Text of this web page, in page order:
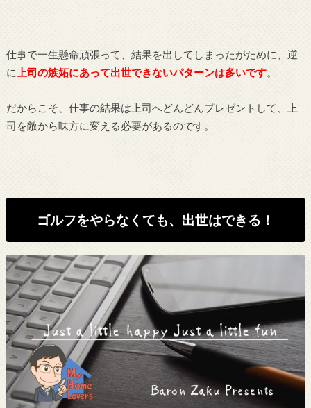
仕事で一生懸命頑張って、結果を出してしまったがために、逆
に 上司の嫉妬にあって出世できないパターンは多いです。
だからこそ、仕事の結果は上司へどんどんプレゼントして、上
司を敵から味方に変える必要があるのです。
ゴルフをやらなくても、出世はできる！